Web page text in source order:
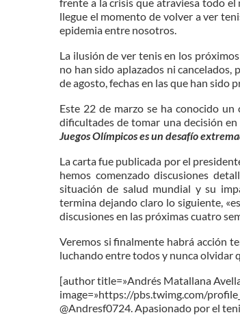
llegue el momento de volver a ver
epidemia entre nosotros.
La ilusión de ver tenis en los
no han sido aplazados ni
de agosto, fechas en las que han sido
Este 22 de marzo se ha conocido
dificultades de tomar una decisión
Juegos Olímpicos es un desafío
La carta fue publicada por el
hemos comenzado discusiones
situación de salud mundial y su
termina dejando claro lo siguiente,
discusiones en las próximas cuatro
Veremos si finalmente habrá acción
luchando entre todos y nunca olvidar
[author title=»Andrés Matallana
image=»https://pbs.twimg.com/
@Andresf0724. Apasionado por el